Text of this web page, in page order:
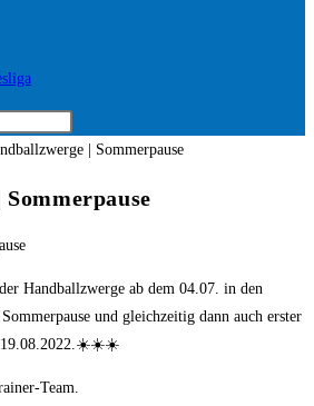
Handballzwerge ab dem 04.07. in den
und gleichzeitig dann auch erster
19.08.2022.☀️☀️☀️
Team.